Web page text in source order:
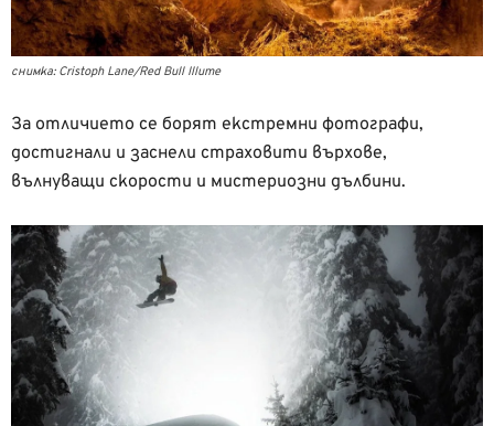
снимка: Cristoph Lane/Red Bull Illume
За отличието се борят екстремни фотографи,
достигнали и заснели страховити върхове,
вълнуващи скорости и мистериозни дълбини.